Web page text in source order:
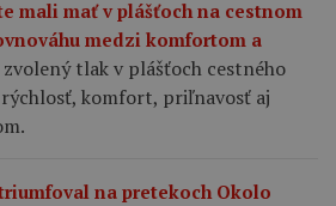
mali mať v plášťoch na cestnom
medzi komfortom a
zvolený tlak v plášťoch cestného
komfort, priľnavosť aj
na pretekoch Okolo